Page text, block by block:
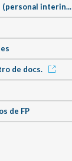
interin...
de docs.
de FP